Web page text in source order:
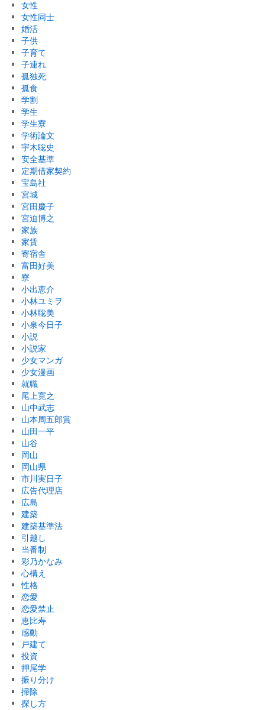
女性
女性同士
婚活
子供
子育て
子連れ
孤独死
孤食
学割
学生
学生寮
学術論文
宇木聡史
安全基準
定期借家契約
宝島社
宮城
宮田慶子
宮迫博之
家族
家賃
寄宿舎
富田好美
寮
小出恵介
小林ユミヲ
小林聡美
小泉今日子
小説
小説家
少女マンガ
少女漫画
就職
尾上寛之
山中武志
山本周五郎賞
山田一平
山谷
岡山
岡山県
市川実日子
広告代理店
広島
建築
建築基準法
引越し
当番制
彩乃かなみ
心構え
性格
恋愛
恋愛禁止
恵比寿
感動
戸建て
投資
押尾学
振り分け
掃除
探し方